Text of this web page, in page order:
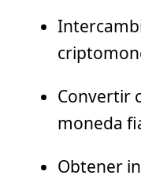
Convertir
moneda
Obtener